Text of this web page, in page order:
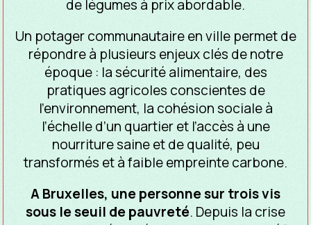
de légumes à prix abordable.
Un potager communautaire en ville permet de
répondre à plusieurs enjeux clés de notre
époque : la sécurité alimentaire, des
pratiques agricoles conscientes de
l’environnement, la cohésion sociale à
l’échelle d’un quartier et l’accès à une
nourriture saine et de qualité, peu
transformés et à faible empreinte carbone.
A Bruxelles, une personne sur trois vis
sous le seuil de pauvreté. Depuis la crise